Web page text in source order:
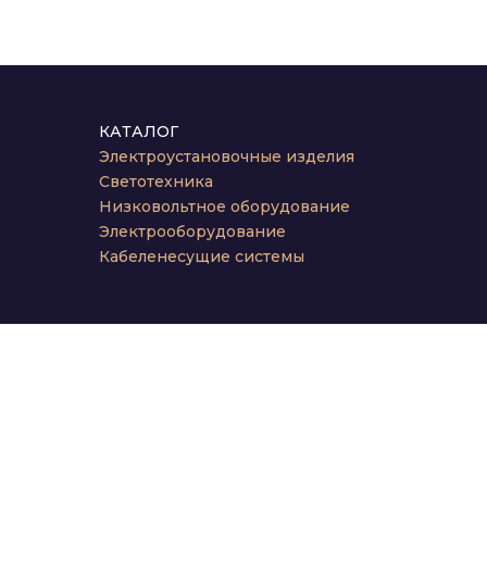
КАТАЛОГ
Электроустановочные изделия
Светотехника
Низковольтное оборудование
Электрооборудование
Кабеленесущие системы